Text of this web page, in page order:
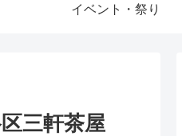
イベント・祭り
三軒茶屋